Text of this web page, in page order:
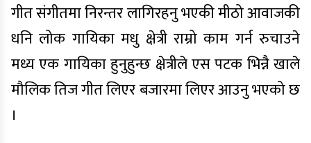
गीत संगीतमा निरन्तर लागिरहनु भएकी मीठो आवाजकी
धनि लोक गायिका मधु क्षेत्री राम्रो काम गर्न रुचाउने
मध्य एक गायिका हुनुहुन्छ क्षेत्रीले एस पटक भिन्नै खाले
मौलिक तिज गीत लिएर बजारमा लिएर आउनु भएको छ
।